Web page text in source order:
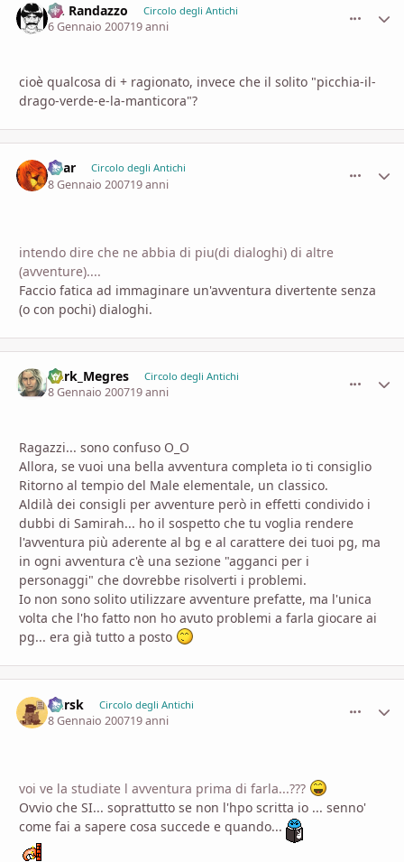
Dr. Randazzo Circolo degli Antichi
6 Gennaio 200719 anni
cioè qualcosa di + ragionato, invece che il solito "picchia-il-
drago-verde-e-la-manticora"?
Shar Circolo degli Antichi
8 Gennaio 200719 anni
intendo dire che ne abbia di piu(di dialoghi) di altre
(avventure)....
Faccio fatica ad immaginare un'avventura divertente senza
(o con pochi) dialoghi.
Dark_Megres Circolo degli Antichi
8 Gennaio 200719 anni
Ragazzi... sono confuso O_O
Allora, se vuoi una bella avventura completa io ti consiglio
Ritorno al tempio del Male elementale, un classico.
Aldilà dei consigli per avventure però in effetti condivido i
dubbi di Samirah... ho il sospetto che tu voglia rendere
l'avventura più aderente al bg e al carattere dei tuoi pg, ma
in ogni avventura c'è una sezione "agganci per i
personaggi" che dovrebbe risolverti i problemi.
Io non sono solito utilizzare avventure prefatte, ma l'unica
volta che l'ho fatto non ho avuto problemi a farla giocare ai
pg... era già tutto a posto
Kursk Circolo degli Antichi
8 Gennaio 200719 anni
voi ve la studiate l avventura prima di farla...???
Ovvio che SI... soprattutto se non l'hpo scritta io ... senno'
come fai a sapere cosa succede e quando...